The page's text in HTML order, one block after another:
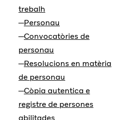
trebalh
Personau
Convocatòries de
personau
Resolucions en matèria
de personau
Còpia autentica e
registre de persones
abilitades